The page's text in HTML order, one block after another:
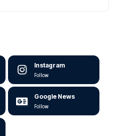
Instagram
Follow
Google News
Follow